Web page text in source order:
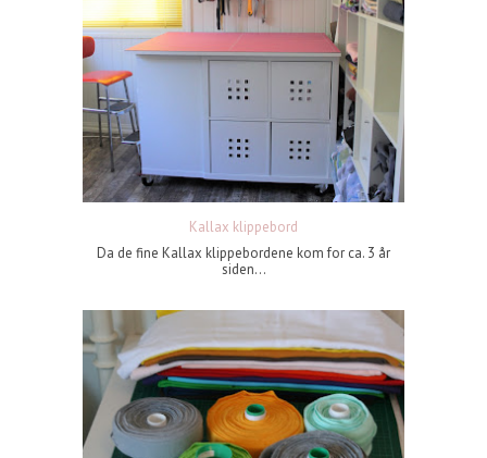
Kallax klippebord
Da de fine Kallax klippebordene kom for ca. 3 år
siden...